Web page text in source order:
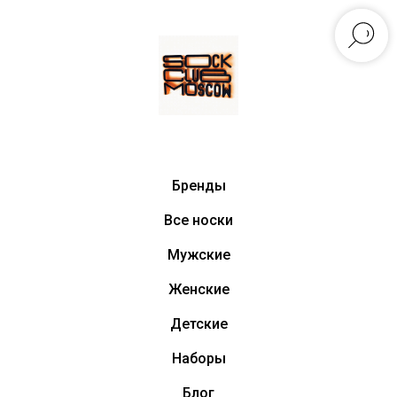
Бренды
Все носки
Мужские
Женские
Детские
Наборы
Блог